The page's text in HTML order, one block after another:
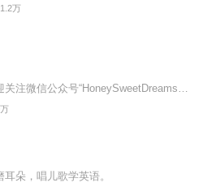
万
朵，唱儿歌学英语。